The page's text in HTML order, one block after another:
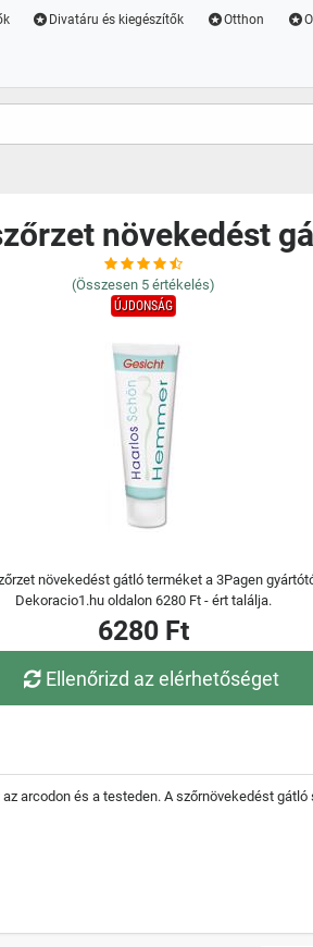
Divatáru és kiegészítők Otthon
növekedést
(Összesen 5 értékelés)
ÚJDONSÁG
növekedést gátló terméket a 3Pagen
Dekoracio1.hu oldalon 6280 Ft - ért találja.
6280 Ft
Ellenőrizd az elérhetőséget
arcodon és a testeden. A szőrnövekedést